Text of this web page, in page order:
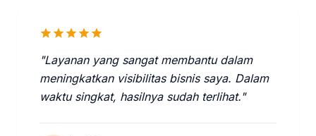
starstarstarstarstar
"Layanan yang sangat membantu dalam
meningkatkan visibilitas bisnis saya. Dalam
waktu singkat, hasilnya sudah terlihat."